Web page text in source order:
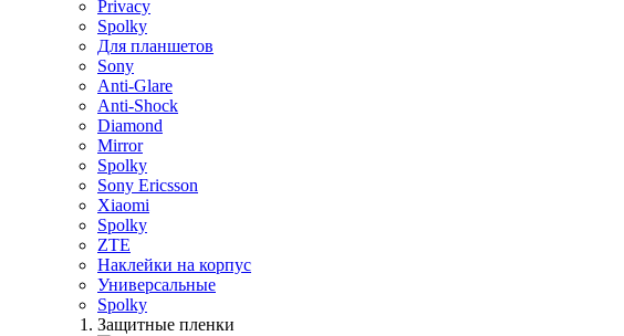
Privacy
Spolky
Для планшетов
Sony
Anti-Glare
Anti-Shock
Diamond
Mirror
Spolky
Sony Ericsson
Xiaomi
Spolky
ZTE
Наклейки на корпус
Универсальные
Spolky
Защитные пленки